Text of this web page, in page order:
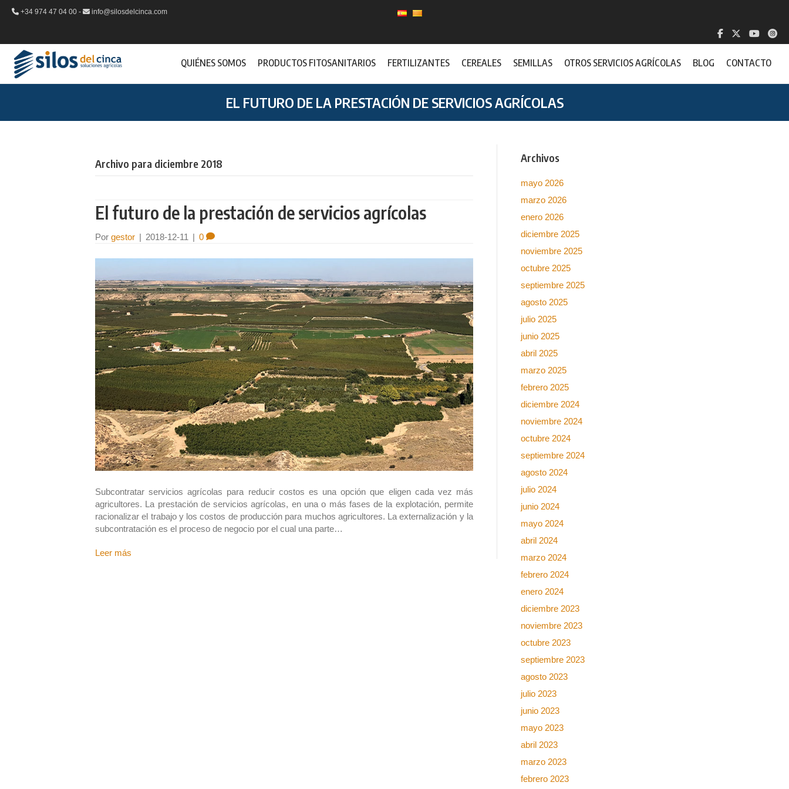
+34 974 47 04 00 - info@silosdelcinca.com
QUIÉNES SOMOS PRODUCTOS FITOSANITARIOS FERTILIZANTES CEREALES SEMILLAS OTROS SERVICIOS AGRÍCOLAS BLOG CONTACTO
EL FUTURO DE LA PRESTACIÓN DE SERVICIOS AGRÍCOLAS
Archivo para diciembre 2018
El futuro de la prestación de servicios agrícolas
Por gestor | 2018-12-11 | 0
Subcontratar servicios agrícolas para reducir costos es una opción que eligen cada vez más
agricultores. La prestación de servicios agrícolas, en una o más fases de la explotación, permite
racionalizar el trabajo y los costos de producción para muchos agricultores. La externalización y la
subcontratación es el proceso de negocio por el cual una parte…
Leer más
Archivos
mayo 2026
marzo 2026
enero 2026
diciembre 2025
noviembre 2025
octubre 2025
septiembre 2025
agosto 2025
julio 2025
junio 2025
abril 2025
marzo 2025
febrero 2025
diciembre 2024
noviembre 2024
octubre 2024
septiembre 2024
agosto 2024
julio 2024
junio 2024
mayo 2024
abril 2024
marzo 2024
febrero 2024
enero 2024
diciembre 2023
noviembre 2023
octubre 2023
septiembre 2023
agosto 2023
julio 2023
junio 2023
mayo 2023
abril 2023
marzo 2023
febrero 2023